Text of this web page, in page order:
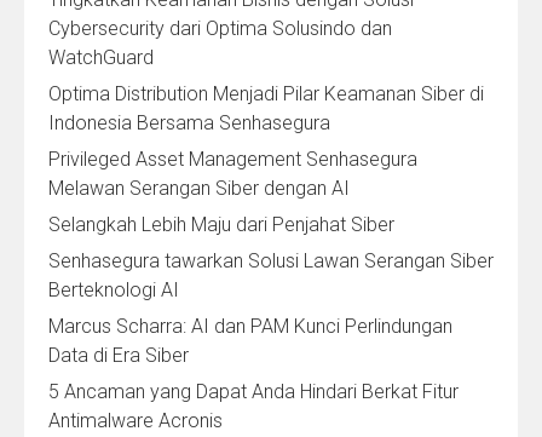
Cybersecurity dari Optima Solusindo dan
WatchGuard
Optima Distribution Menjadi Pilar Keamanan Siber di
Indonesia Bersama Senhasegura
Privileged Asset Management Senhasegura
Melawan Serangan Siber dengan AI
Selangkah Lebih Maju dari Penjahat Siber
Senhasegura tawarkan Solusi Lawan Serangan Siber
Berteknologi AI
Marcus Scharra: AI dan PAM Kunci Perlindungan
Data di Era Siber
5 Ancaman yang Dapat Anda Hindari Berkat Fitur
Antimalware Acronis